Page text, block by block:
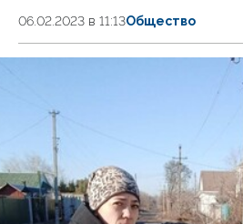
06.02.2023 в 11:13Общество